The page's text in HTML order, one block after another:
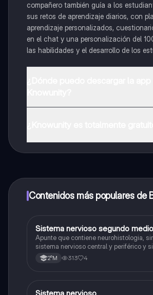
compañero también guía a los
sus retos de aprendizaje diarios, con
aprendizaje personalizados,
en el chat y una personalización del
las habilidades y el desarrollo de los
a determinadas funciones.
Contenidos más populares de
Biología
Sistema nervioso segundo medio
Apunte que contiene neurohistologia,
sistema nervioso central y periférico y
endocrino
2°M 313 4
Biología